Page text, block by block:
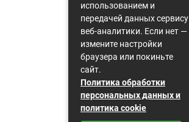
использованием и
передачей данных сервису
веб-аналитики. Если нет —
измените настройки
браузера или покиньте
сайт.
Политика обработки
персональных данных и
политика cookie